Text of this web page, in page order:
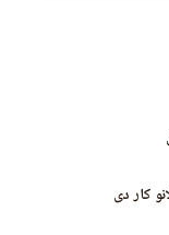
کار دی